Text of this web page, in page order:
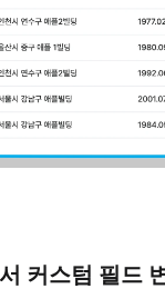
커스텀 필드